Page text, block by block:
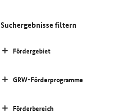
Suchergebnisse filtern
Fördergebiet
GRW-Förderprogramme
Förderbereich